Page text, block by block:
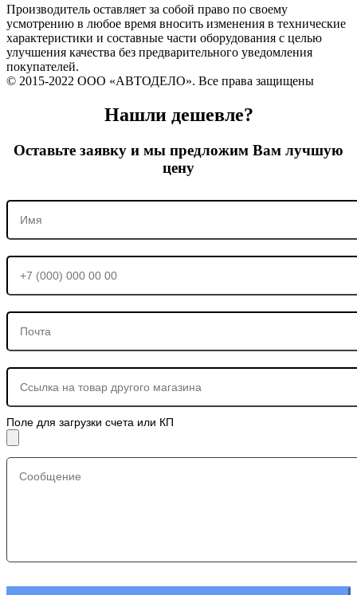
Производитель оставляет за собой право по своему
усмотрению в любое время вносить изменения в технические
характеристики и составные части оборудования с целью
улучшения качества без предварительного уведомления
покупателей.
© 2015-2022 ООО «АВТОДЕЛО». Все права защищены
Нашли дешевле?
Оставьте заявку и мы предложим Вам лучшую
цену
Поле для загрузки счета или КП